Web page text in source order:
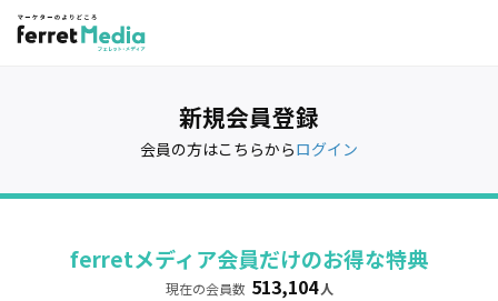
新規会員登録
会員の方はこちらからログイン
ferretメディア会員だけのお得な特典
現在の会員数 513,104 人